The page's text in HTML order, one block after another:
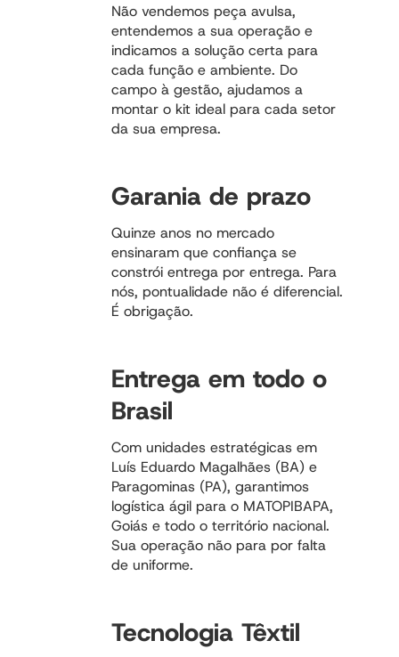
Não vendemos peça avulsa,
entendemos a sua operação e
indicamos a solução certa para
cada função e ambiente. Do
campo à gestão, ajudamos a
montar o kit ideal para cada setor
da sua empresa.
Garania de prazo
Quinze anos no mercado
ensinaram que confiança se
constrói entrega por entrega. Para
nós, pontualidade não é diferencial.
É obrigação.
Entrega em todo o
Brasil
Com unidades estratégicas em
Luís Eduardo Magalhães (BA) e
Paragominas (PA), garantimos
logística ágil para o MATOPIBAPA,
Goiás e todo o território nacional.
Sua operação não para por falta
de uniforme.
Tecnologia Têxtil